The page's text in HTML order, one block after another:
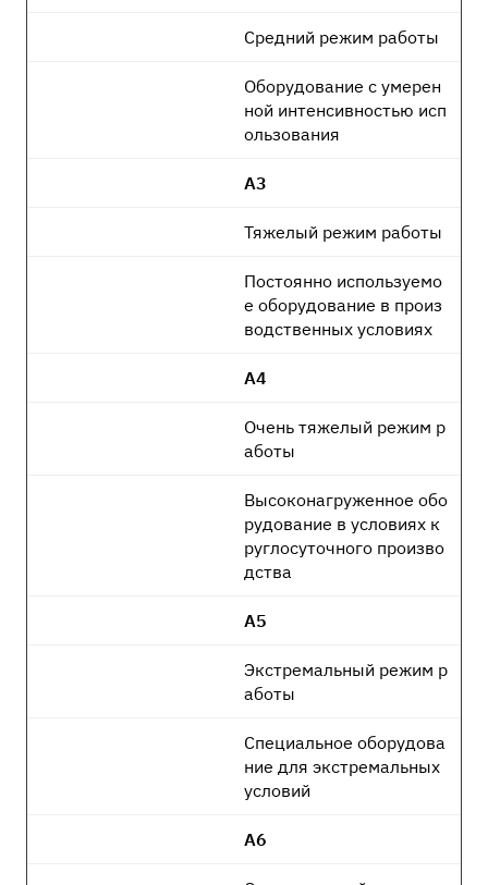
Средний режим работы
Оборудование с умерен
ной интенсивностью исп
ользования
А3
Тяжелый режим работы
Постоянно используемо
е оборудование в произ
водственных условиях
А4
Очень тяжелый режим р
аботы
Высоконагруженное обо
рудование в условиях к
руглосуточного произво
дства
А5
Экстремальный режим р
аботы
Специальное оборудова
ние для экстремальных
условий
А6